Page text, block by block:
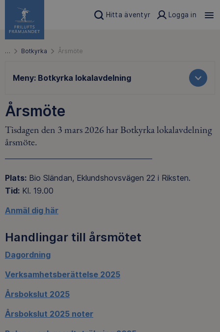
Hitta äventyr Logga in
… Botkyrka Årsmöte
Meny: Botkyrka lokalavdelning
Årsmöte
Tisdagen den 3 mars 2026 har Botkyrka lokalavdelning
årsmöte.
Plats: Bio Sländan, Eklundshovsvägen 22 i Riksten.
Tid: Kl. 19.00
Anmäl dig här
Handlingar till årsmötet
Dagordning
Verksamhetsberättelse 2025
Årsbokslut 2025
Årsbokslut 2025 noter